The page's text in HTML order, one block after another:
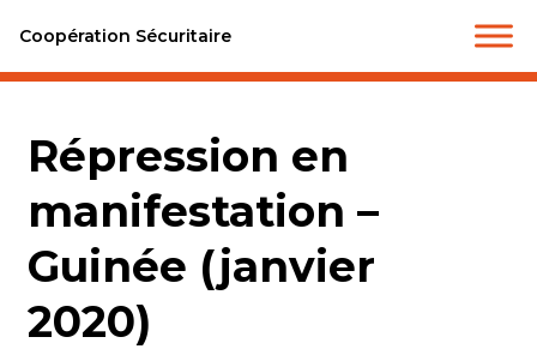
Coopération Sécuritaire
Répression en
manifestation –
Guinée (janvier
2020)